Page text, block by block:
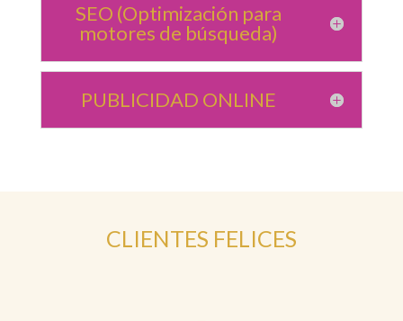
SEO (Optimización para
motores de búsqueda)
PUBLICIDAD ONLINE
CLIENTES FELICES